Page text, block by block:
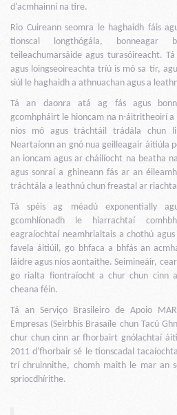
d'acmhainní na tíre.
Rio Cuireann seomra le haghaidh fáis
tionscal longthógála, bonneagar
teileachumarsáide agus turasóireacht.
agus loingseoireachta tríú is mó sa tír,
siúl le haghaidh a athnuachan agus a
Tá an daonra atá ag fás agus
gcomhpháirt le hioncam na n-áitritheoirí a
níos mó agus tráchtáil trádála chun
Neartaíonn an gnó nua geilleagair áitiúla
an ioncam agus ar cháilíocht na beatha
agus sonraí a ghineann fás ar an
tráchtála a leathnú chun freastal ar
Tá spéis ag méadú exponentially
gcomhlíonadh le hiarrachtaí
eagraíochtaí neamhrialtais a chothú
favela áitiúil, go bhfaca a bhfás an
láidre agus níos aontaithe. Seimineáir,
go rialta fiontraíocht a chur chun cinn
cheana féin.
Tá an Serviço Brasileiro de Apoio
Empresas (Seirbhís Brasaíle chun Tacú
chur chun cinn ar fhorbairt gnólachtaí
2011 d'fhorbair sé le tionscadal
trí chruinnithe, chomh maith le mar an
spriocdhírithe.